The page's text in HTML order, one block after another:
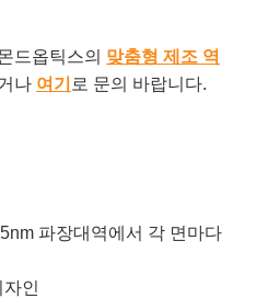
드옵틱스의 맞춤형 제조 역
나 여기 로 문의 바랍니다.
파장대역에서 각 면마다
인